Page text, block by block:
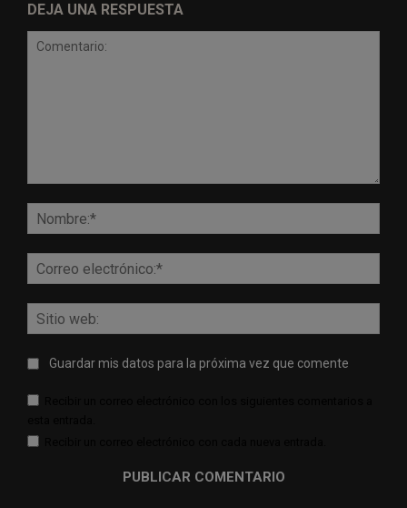
DEJA UNA RESPUESTA
web:
Guardar mis datos para la próxima vez que comente